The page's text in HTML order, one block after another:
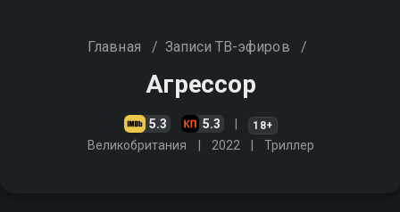
Главная / Записи ТВ-эфиров /
Агрессор
5.3 5.3 18+
Великобритания 2022 Триллер